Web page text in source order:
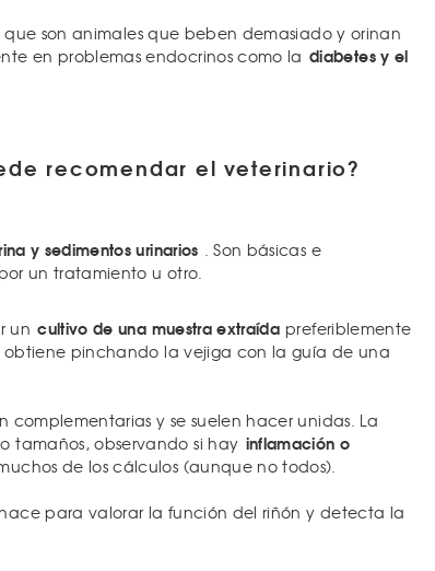
que son animales que beben demasiado y orinan
en problemas endocrinos como la diabetes y el
recomendar el veterinario?
y sedimentos urinarios . Son básicas e
un tratamiento u otro.
un cultivo de una muestra extraída preferiblemente
obtiene pinchando la vejiga con la guía de una
complementarias y se suelen hacer unidas. La
tamaños, observando si hay inflamación o
de los cálculos (aunque no todos).
para valorar la función del riñón y detecta la